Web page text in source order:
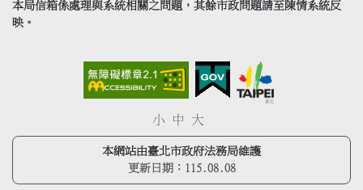
本局信箱係處理與系統相關之問題，其餘市政問題請至陳情系統反
映。
小 中 大
本網站由臺北市政府法務局維護
更新日期： 115.08.08